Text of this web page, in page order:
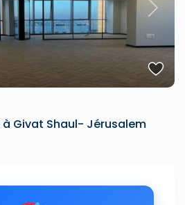
Next
Givat Shaul- Jérusalem